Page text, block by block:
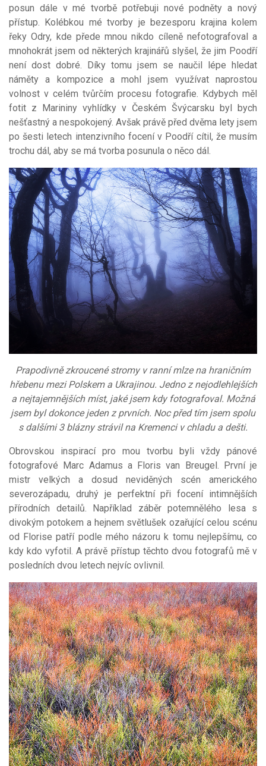
posun dále v mé tvorbě potřebuji nové podněty a nový
přístup. Kolébkou mé tvorby je bezesporu krajina kolem
řeky Odry, kde přede mnou nikdo cíleně nefotografoval a
mnohokrát jsem od některých krajinářů slyšel, že jim Poodří
není dost dobré. Díky tomu jsem se naučil lépe hledat
náměty a kompozice a mohl jsem využívat naprostou
volnost v celém tvůrčím procesu fotografie. Kdybych měl
fotit z Marininy vyhlídky v Českém Švýcarsku byl bych
nešťastný a nespokojený. Avšak právě před dvěma lety jsem
po šesti letech intenzivního focení v Poodří cítil, že musím
trochu dál, aby se má tvorba posunula o něco dál.
Prapodivně zkroucené stromy v ranní mlze na hraničním
hřebenu mezi Polskem a Ukrajinou. Jedno z nejodlehlejších
a nejtajemnějších míst, jaké jsem kdy fotografoval. Možná
jsem byl dokonce jeden z prvních. Noc před tím jsem spolu
s dalšími 3 blázny strávil na Kremenci v chladu a dešti.
Obrovskou inspirací pro mou tvorbu byli vždy pánové
fotografové Marc Adamus a Floris van Breugel. První je
mistr velkých a dosud neviděných scén amerického
severozápadu, druhý je perfektní při focení intimnějších
přírodních detailů. Například záběr potemnělého lesa s
divokým potokem a hejnem světlušek ozařující celou scénu
od Florise patří podle mého názoru k tomu nejlepšímu, co
kdy kdo vyfotil. A právě přístup těchto dvou fotografů mě v
posledních dvou letech nejvíc ovlivnil.